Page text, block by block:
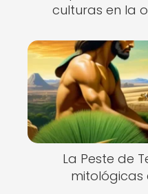
culturas en la
La Peste de
mitológicas